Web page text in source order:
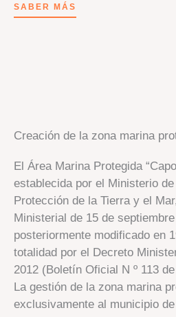
SABER MÁS
Creación de la zona marina
El Área Marina Protegida
establecida por el Ministerio
Protección de la Tierra y el
Ministerial de 15 de
posteriormente modificado en
totalidad por el Decreto
2012 (Boletín Oficial N º 113
La gestión de la zona marina
exclusivamente al municipio